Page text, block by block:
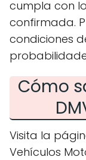
cumpla con
confirmada.
condiciones
Cómo
Visita la
Vehículos